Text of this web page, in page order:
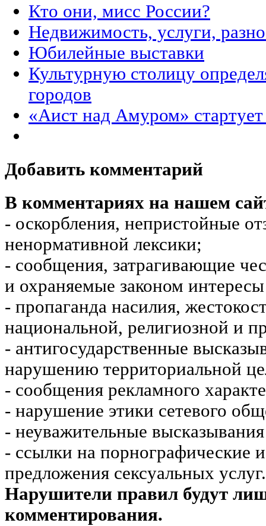
Кто они, мисс России?
Недвижимость, услуги,
Юбилейные выставки
Культурную столицу
городов
«Аист над Амуром»
Добавить комментарий
В комментариях на нашем
- оскорбления, непристойные
ненормативной лексики;
- сообщения, затрагивающие
и охраняемые законом
- пропаганда насилия,
национальной, религиозной и
- антигосударственные
нарушению территориальной
- сообщения рекламного
- нарушение этики сетевого
- неуважительные
- ссылки на порнографические
предложения сексуальных услуг.
Нарушители правил будут
комментирования.